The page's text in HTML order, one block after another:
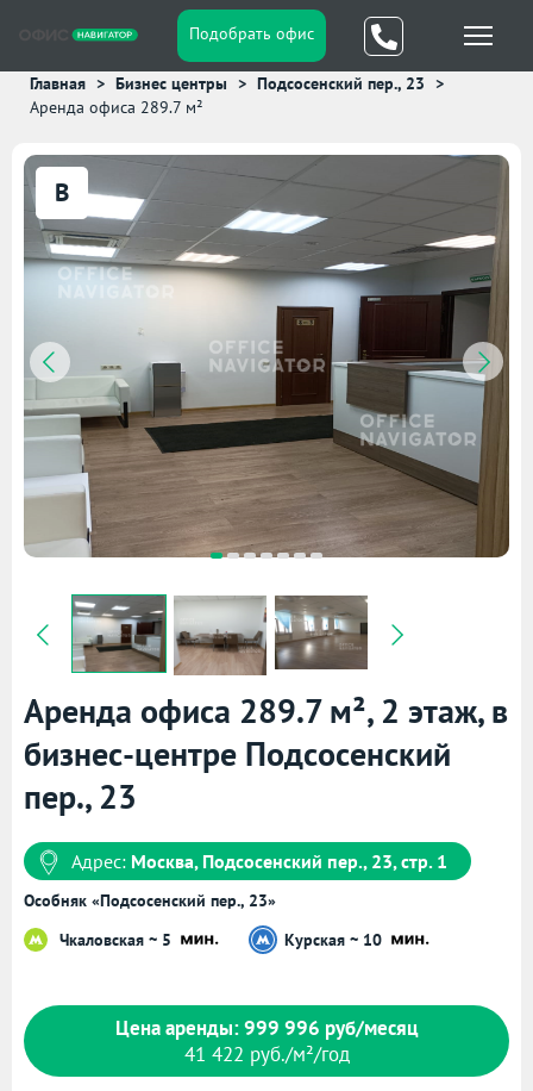
Подобрать офис
Главная Бизнес центры
Подсосенский пер., 23
Аренда офиса 289.7 м²
B
Аренда офиса 289.7 м², 2 этаж, в
бизнес-центре Подсосенский
пер., 23
Адрес: Москва, Подсосенский пер., 23, стр. 1
Особняк «Подсосенский пер., 23»
Чкаловская ~ 5
Курская ~ 10
Цена аренды: 999 996 руб/месяц
41 422 руб./м²/год